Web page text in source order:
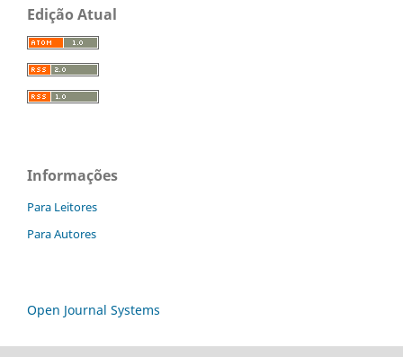
Edição Atual
Informações
Para Leitores
Para Autores
Open Journal Systems